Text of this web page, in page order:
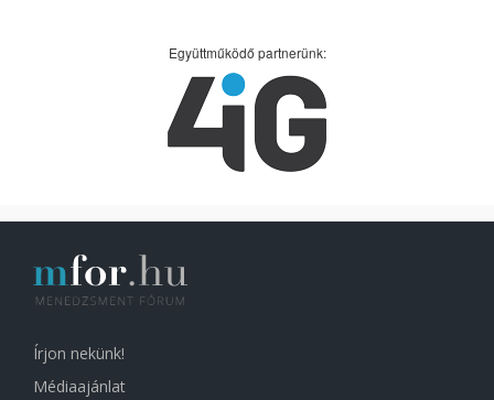
Együttműködő partnerünk:
Írjon nekünk!
Médiaajánlat